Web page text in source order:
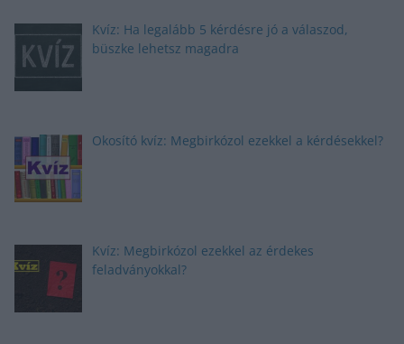
Kvíz: Ha legalább 5 kérdésre jó a válaszod,
büszke lehetsz magadra
Okosító kvíz: Megbirkózol ezekkel a kérdésekkel?
Kvíz: Megbirkózol ezekkel az érdekes
feladványokkal?